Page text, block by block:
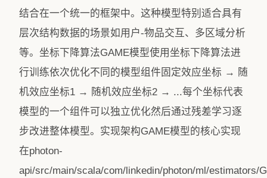
结合在一个统一的框架中。这种模型特别适合具有
层次结构数据的场景如用户-物品交互、多区域分析
等。坐标下降算法GAME模型使用坐标下降算法进
行训练依次优化不同的模型组件固定效应坐标 → 随
机效应坐标1 → 随机效应坐标2 → ...每个坐标代表
模型的一个组件可以独立优化然后通过残差学习逐
步改进整体模型。实现架构GAME模型的核心实现
在photon-
api/src/main/scala/com/linkedin/photon/ml/estimators/